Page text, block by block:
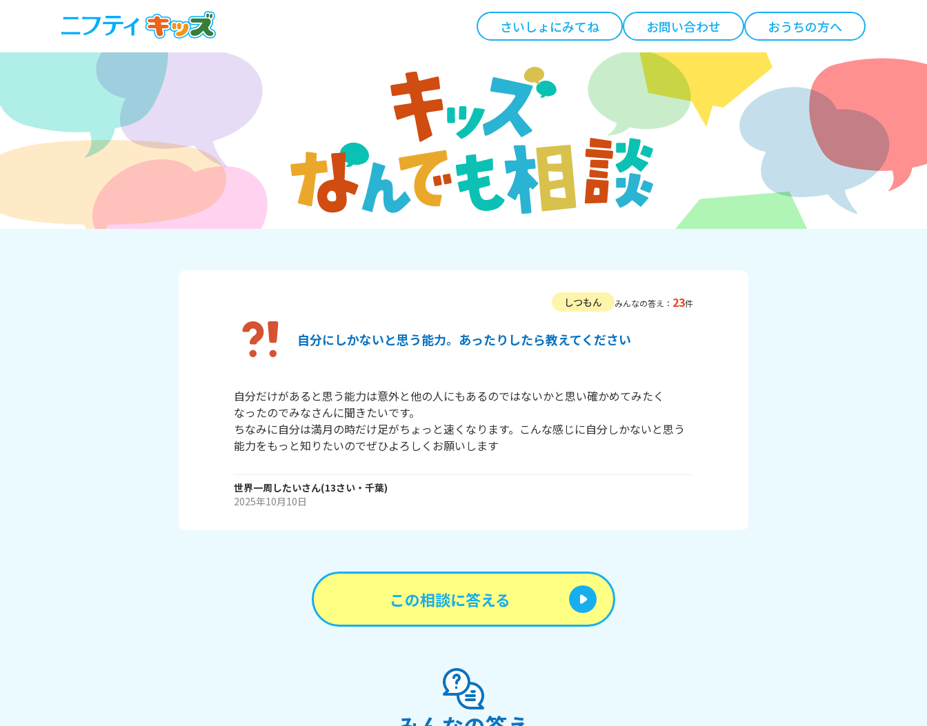
さいしょにみてね お問い合わせ おうちの方へ
しつもん みんなの答え： 23件
自分にしかないと思う能力。あったりしたら教えてください
自分だけがあると思う能力は意外と他の人にもあるのではないかと思い確かめてみたく
なったのでみなさんに聞きたいです。
ちなみに自分は満月の時だけ足がちょっと速くなります。こんな感じに自分しかないと思う
世界一周したいさん(13さい・ 千葉)
2025年10月10日
この相談に答える